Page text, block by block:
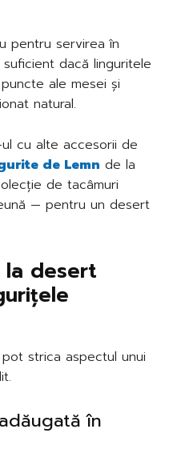
pentru servirea în
dacă linguritele
ale mesei și
natural.
cu alte accesorii de
de Lemn de la
de tacâmuri
— pentru un desert
la desert
strica aspectul unui
în